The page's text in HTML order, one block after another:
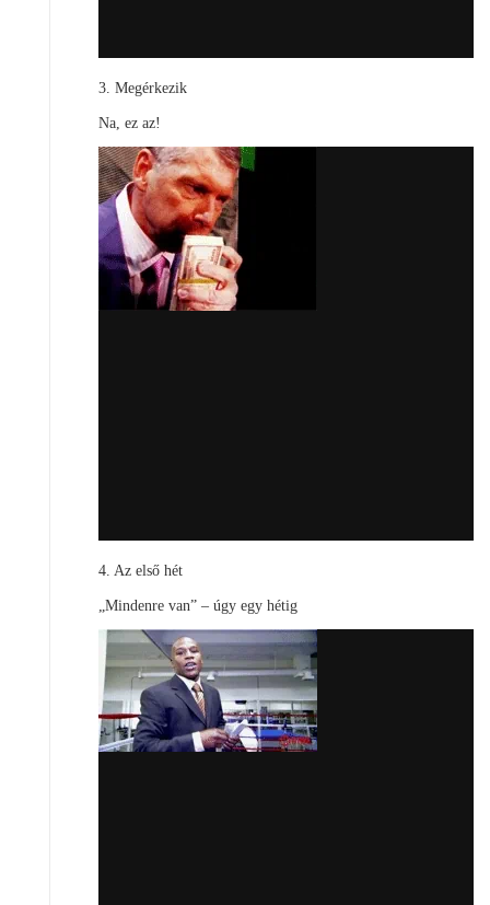
3. Megérkezik
Na, ez az!
4. Az első hét
„Mindenre van” – úgy egy hétig